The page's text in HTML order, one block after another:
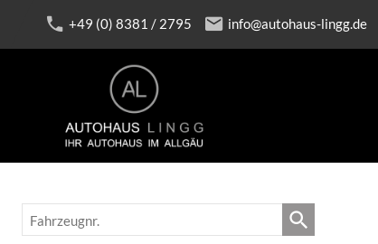
+49 (0) 8381 / 2795 info@autohaus-lingg.de
Fahrzeugnr.